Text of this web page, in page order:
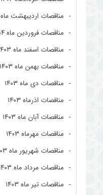
مناقصات اردیبهشت ماه ۱۴۰۴
مناقصات فروردین ماه ۱۴۰۴
مناقصات اسفند ماه ۱۴۰۳
مناقصات بهمن ماه ۱۴۰۳
مناقصات دی ماه ۱۴۰۳
مناقصات اذرماه ۱۴۰۳
مناقصات آبان ماه ۱۴۰۳
مناقصات مهرماه ۱۴۰۳
مناقصات شهریور ماه ۱۴۰۳
مناقصات مرداد ماه ۱۴۰۳
مناقصات تیر ماه ۱۴۰۳